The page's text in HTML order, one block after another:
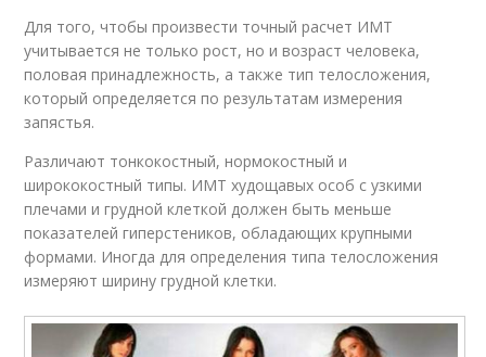
Для того, чтобы произвести точный расчет ИМТ
учитывается не только рост, но и возраст человека,
половая принадлежность, а также тип телосложения,
который определяется по результатам измерения
запястья.
Различают тонкокостный, нормокостный и
ширококостный типы. ИМТ худощавых особ с узкими
плечами и грудной клеткой должен быть меньше
показателей гиперстеников, обладающих крупными
формами. Иногда для определения типа телосложения
измеряют ширину грудной клетки.